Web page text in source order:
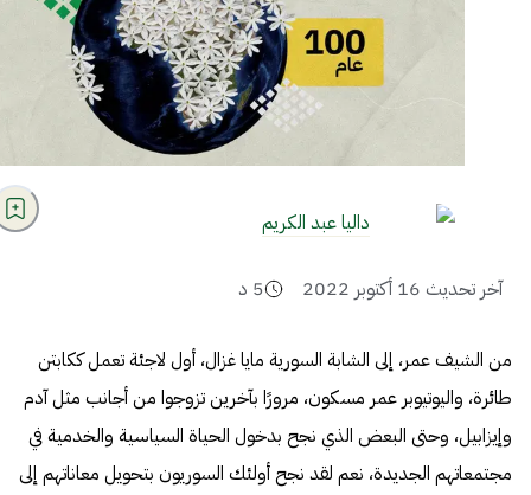
داليا عبد الكريم
آخر تحديث 16 أكتوبر 2022 5 د
من الشيف عمر، إلى الشابة السورية مايا غزال، أول لاجئة تعمل ككابتن
طائرة، واليوتيوبر عمر مسكون، مرورًا بآخرين تزوجوا من أجانب مثل آدم
وإيزابيل، وحتى البعض الذي نجح بدخول الحياة السياسية والخدمية في
مجتمعاتهم الجديدة، نعم لقد نجح أولئك السوريون بتحويل معاناتهم إلى